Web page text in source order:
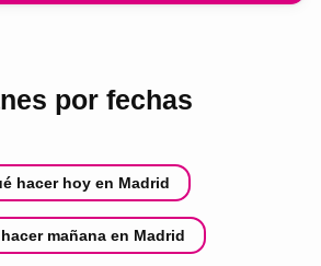
por fechas
hacer hoy en Madrid
mañana en Madrid